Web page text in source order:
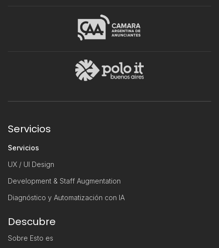
Servicios
Servicios
UX / UI Design
Development & Staff Augmentation
Diagnóstico y Automatización con IA
Descubre
Sobre Esto es